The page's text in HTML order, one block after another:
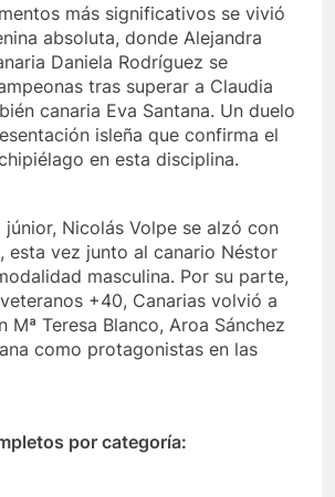
más significativos se vivió
absoluta, donde Alejandra
Daniela Rodríguez se
tras superar a Claudia
canaria Eva Santana. Un duelo
isleña que confirma el
en esta disciplina.
júnior, Nicolás Volpe se alzó con
esta vez junto al canario Néstor
masculina. Por su parte,
+40, Canarias volvió a
Mª Teresa Blanco, Aroa Sánchez
como protagonistas en las
por categoría: